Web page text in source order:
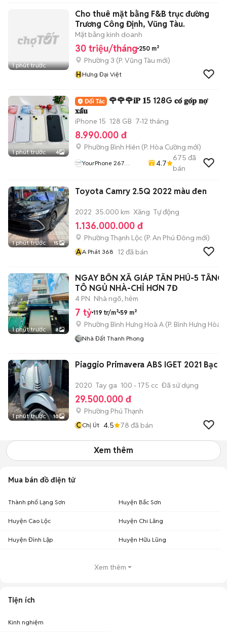
1 phút trước
Cho thuê mặt bằng F&B trục đường
Trương Công Định, Vũng Tàu.
Mặt bằng kinh doanh
30 triệu/tháng 250 m²
Phường 3 (P. Vũng Tàu mới)
HHưng Đại Việt
1 phút trước 4
🌹🌹🌹𝐢𝐏 𝟏5 128G 𝐜𝐨́ 𝐠𝐨́𝐩 𝐧𝐨̛̣
𝐱𝐚̂́𝐮
iPhone 15 128 GB 7-12 tháng
8.990.000 đ
Phường Bình Hiên (P. Hòa Cường mới)
YourPhone 267
4.7
675 đã
bán
1 phút trước 15
Toyota Camry 2.5Q 2022 màu đen
2022 35.000 km Xăng Tự động
1.136.000.000 đ
Phường Thạnh Lộc (P. An Phú Đông mới)
AA Phát 368 12 đã bán
1 phút trước 8
NGAY BỐN XÃ GIÁP TÂN PHÚ-5 TẦNG
TÔ NGỦ NHÀ-CHỈ HƠN 7Đ
4 PN Nhà ngõ, hẻm
7 tỷ 119 tr/m² 59 m²
Phường Bình Hưng Hoà A (P. Bình Hưng Hòa
Nhà Đất Thanh Phong
1 phút trước 10
Piaggio Primavera ABS IGET 2021 Bạc
2020 Tay ga 100 - 175 cc Đã sử dụng
29.500.000 đ
Phường Phú Thạnh
CChị Út 4.5 78 đã bán
Xem thêm
Mua bán đồ điện tử
Thành phố Lạng Sơn Huyện Bắc Sơn
Huyện Cao Lộc Huyện Chi Lăng
Huyện Đình Lập Huyện Hữu Lũng
Xem thêm
Tiện ích
Kinh nghiệm